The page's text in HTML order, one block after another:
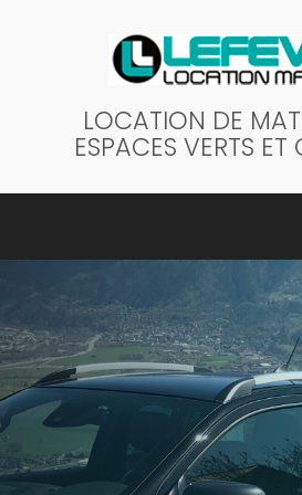
LOCATION DE
ESPACES VERTS ET